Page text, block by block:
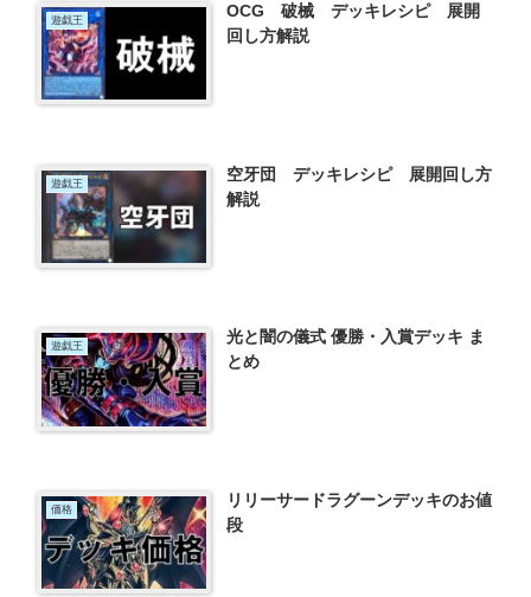
遊戯王
OCG 破械 デッキレシピ 展開
回し方解説
遊戯王
空牙団 デッキレシピ 展開回し方
解説
遊戯王
光と闇の儀式 優勝・入賞デッキ ま
とめ
価格
リリーサードラグーンデッキのお値
段